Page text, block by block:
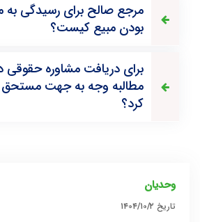
مرجع صالح برای رسیدگی به
بودن مبیع کیست؟
برای دریافت مشاوره
مطالبه وجه به جهت مستحق
کرد؟
وحدیان
تاریخ ۱۴۰۴/۱۰/۲